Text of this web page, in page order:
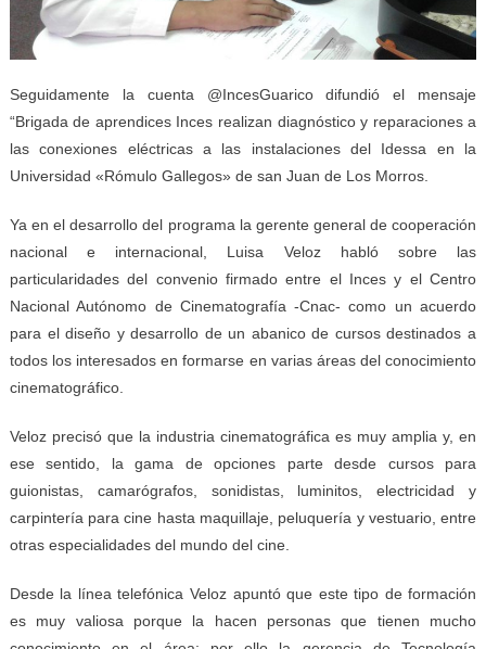
Seguidamente la cuenta @IncesGuarico difundió el mensaje
“Brigada de aprendices Inces realizan diagnóstico y reparaciones a
las conexiones eléctricas a las instalaciones del Idessa en la
Universidad «Rómulo Gallegos» de san Juan de Los Morros.
Ya en el desarrollo del programa la gerente general de cooperación
nacional e internacional, Luisa Veloz habló sobre las
particularidades del convenio firmado entre el Inces y el Centro
Nacional Autónomo de Cinematografía -Cnac- como un acuerdo
para el diseño y desarrollo de un abanico de cursos destinados a
todos los interesados en formarse en varias áreas del conocimiento
cinematográfico.
Veloz precisó que la industria cinematográfica es muy amplia y, en
ese sentido, la gama de opciones parte desde cursos para
guionistas, camarógrafos, sonidistas, luminitos, electricidad y
carpintería para cine hasta maquillaje, peluquería y vestuario, entre
otras especialidades del mundo del cine.
Desde la línea telefónica Veloz apuntó que este tipo de formación
es muy valiosa porque la hacen personas que tienen mucho